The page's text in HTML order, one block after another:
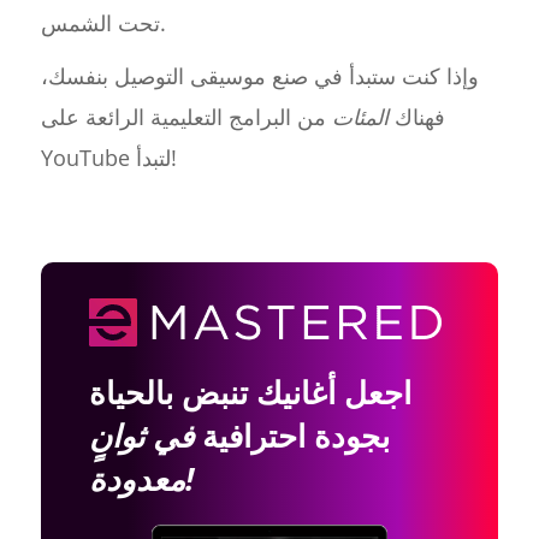
تحت الشمس.
وإذا كنت ستبدأ في صنع موسيقى التوصيل بنفسك،
فهناكالمئات من البرامج التعليمية الرائعة على
YouTube لتبدأ!
اجعل أغانيك تنبض بالحياة
بجودة احترافيةفي ثوانٍ
معدودة!